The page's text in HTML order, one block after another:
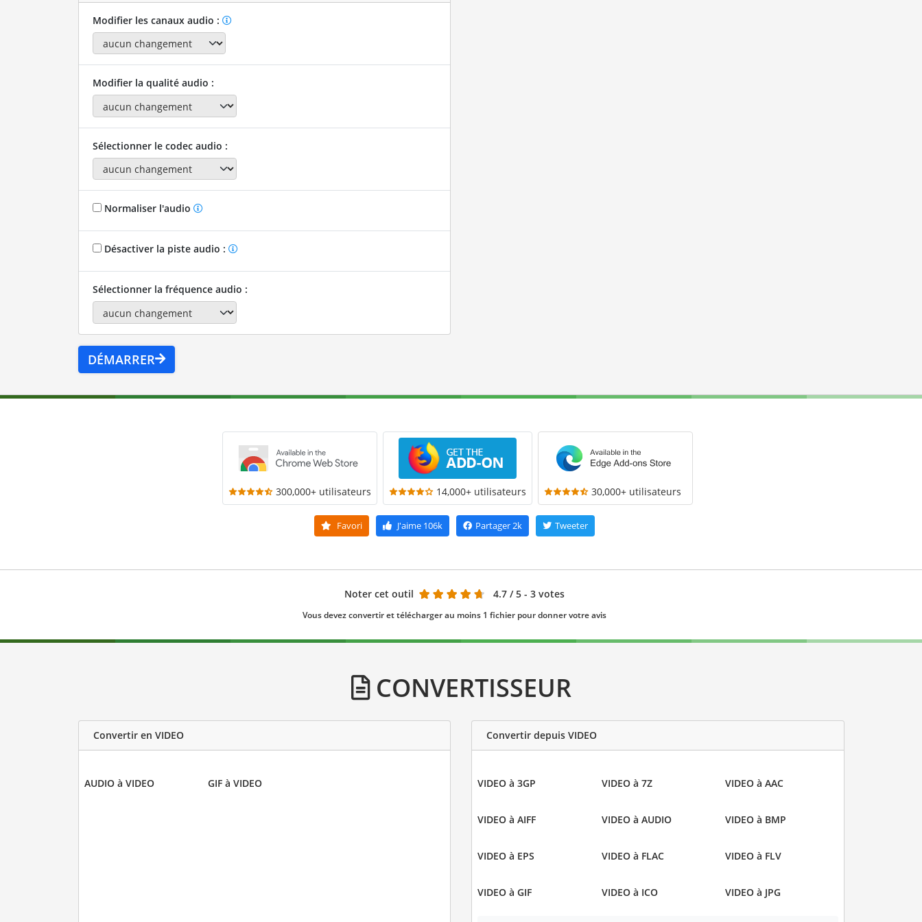
Modifier les canaux audio :
Modifier la qualité audio :
Sélectionner le codec audio :
Normaliser l'audio
Désactiver la piste audio :
Sélectionner la fréquence audio :
DÉMARRER
300,000+ utilisateurs 14,000+ utilisateurs 30,000+ utilisateurs
Favori J'aime106k Partager2k Tweeter
Noter cet outil 4.7 / 5 - 3 votes
Vous devez convertir et télécharger au moins 1 fichier pour donner votre avis
CONVERTISSEUR
Convertir en VIDEO
AUDIO à VIDEO GIF à VIDEO
Convertir depuis VIDEO
VIDEO à 3GP VIDEO à 7Z VIDEO à AAC
VIDEO à AIFF VIDEO à AUDIO VIDEO à BMP
VIDEO à EPS VIDEO à FLAC VIDEO à FLV
VIDEO à GIF VIDEO à ICO VIDEO à JPG